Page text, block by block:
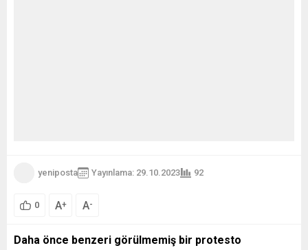
yeniposta Yayınlama: 29.10.2023 92
0 A+ A-
Daha önce benzeri görülmemiş bir protesto